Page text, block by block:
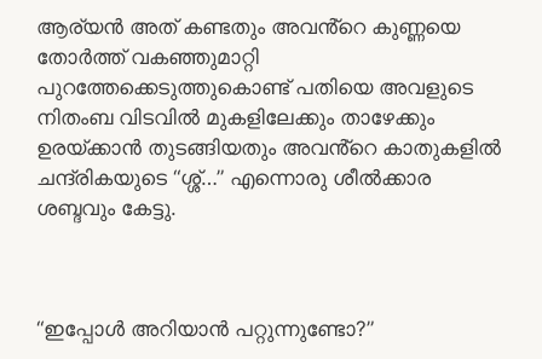
ആര്യൻ അത് കണ്ടതും അവൻ്റെ കുണ്ണയെ
തോർത്ത് വകഞ്ഞുമാറ്റി
പുറത്തേക്കെടുത്തുകൊണ്ട് പതിയെ അവളുടെ
നിതംബ വിടവിൽ മുകളിലേക്കും താഴേക്കും
ഉരയ്ക്കാൻ തുടങ്ങിയതും അവൻ്റെ കാതുകളിൽ
ചന്ദ്രികയുടെ “ശ്ശ്…” എന്നൊരു ശീൽക്കാര
ശബ്ദവും കേട്ടു.
“ഇപ്പോൾ അറിയാൻ പറ്റുന്നുണ്ടോ?”